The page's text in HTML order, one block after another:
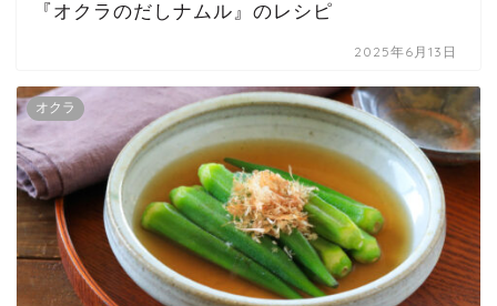
『オクラのだしナムル』のレシピ
2025年6月13日
オクラ